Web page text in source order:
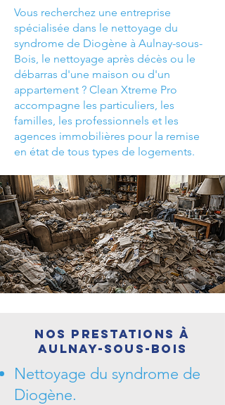
Vous recherchez une entreprise
spécialisée dans le nettoyage du
syndrome de Diogène à Aulnay-sous-
Bois, le nettoyage après décès ou le
débarras d'une maison ou d'un
appartement ? Clean Xtreme Pro
accompagne les particuliers, les
familles, les professionnels et les
agences immobilières pour la remise
en état de tous types de logements.
Nos prestations à
Aulnay-sous-Bois
Nettoyage du syndrome de
Diogène.